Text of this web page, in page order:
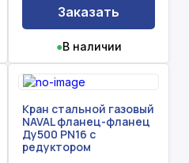
Заказать
●В наличии
Кран стальной газовый
NAVAL фланец-фланец
Ду500 PN16 с
редуктором